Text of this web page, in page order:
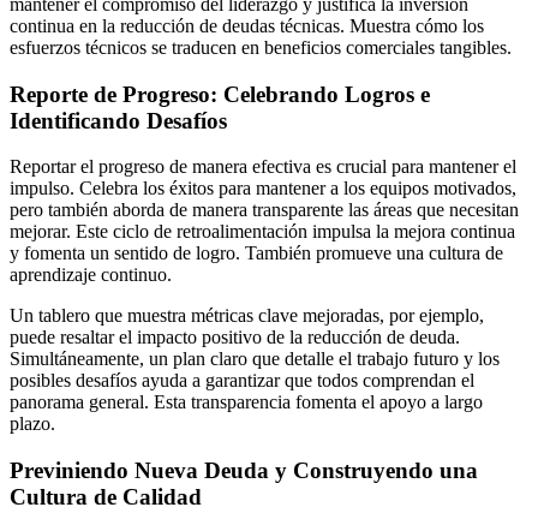
mantener el compromiso del liderazgo y justifica la inversión
continua en la reducción de deudas técnicas. Muestra cómo los
esfuerzos técnicos se traducen en beneficios comerciales tangibles.
Reporte de Progreso: Celebrando Logros e
Identificando Desafíos
Reportar el progreso de manera efectiva es crucial para mantener el
impulso. Celebra los éxitos para mantener a los equipos motivados,
pero también aborda de manera transparente las áreas que necesitan
mejorar. Este ciclo de retroalimentación impulsa la mejora continua
y fomenta un sentido de logro. También promueve una cultura de
aprendizaje continuo.
Un tablero que muestra métricas clave mejoradas, por ejemplo,
puede resaltar el impacto positivo de la reducción de deuda.
Simultáneamente, un plan claro que detalle el trabajo futuro y los
posibles desafíos ayuda a garantizar que todos comprendan el
panorama general. Esta transparencia fomenta el apoyo a largo
plazo.
Previniendo Nueva Deuda y Construyendo una
Cultura de Calidad